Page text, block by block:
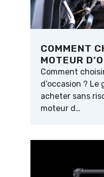
COMMENT
MOTEUR
Comment
d’occasion ?
acheter sans
moteur d…